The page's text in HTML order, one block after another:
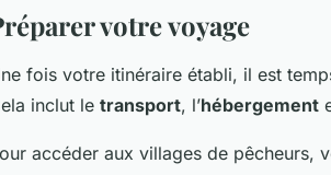
votre voyage
fois votre itinéraire établi, il est
inclut le transport, l’hébergement
accéder aux villages de pêcheurs,